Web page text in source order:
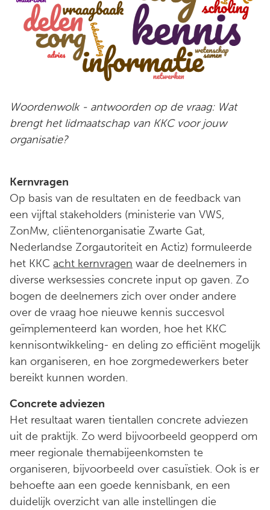
Woordenwolk - antwoorden op de vraag: Wat
brengt het lidmaatschap van KKC voor jouw
organisatie?
Kernvragen
Op basis van de resultaten en de feedback van
een vijftal stakeholders (ministerie van VWS,
ZonMw, cliëntenorganisatie Zwarte Gat,
Nederlandse Zorgautoriteit en Actiz) formuleerde
het KKC acht kernvragen waar de deelnemers in
diverse werksessies concrete input op gaven. Zo
bogen de deelnemers zich over onder andere
over de vraag hoe nieuwe kennis succesvol
geïmplementeerd kan worden, hoe het KKC
kennisontwikkeling- en deling zo efficiënt mogelijk
kan organiseren, en hoe zorgmedewerkers beter
bereikt kunnen worden.
Concrete adviezen
Het resultaat waren tientallen concrete adviezen
uit de praktijk. Zo werd bijvoorbeeld geopperd om
meer regionale themabijeenkomsten te
organiseren, bijvoorbeeld over casuïstiek. Ook is er
behoefte aan een goede kennisbank, en een
duidelijk overzicht van alle instellingen die